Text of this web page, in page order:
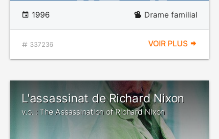
1996 Drame familial
337236 VOIR PLUS
L'assassinat de Richard Nixon
v.o. : The Assassination of Richard Nixon